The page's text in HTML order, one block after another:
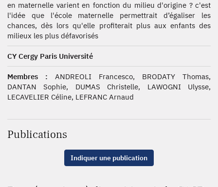
en maternelle varient en fonction du milieu d'origine ? c'est
l'idée que l'école maternelle permettrait d’égaliser les
chances, dès lors qu'elle profiterait plus aux enfants des
milieux les plus défavorisés
CY Cergy Paris Université
Membres : ANDREOLI Francesco, BRODATY Thomas,
DANTAN Sophie, DUMAS Christelle, LAWOGNI Ulysse,
LECAVELIER Céline, LEFRANC Arnaud
Publications
Indiquer une publication